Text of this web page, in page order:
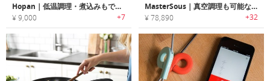
Hopan｜低温調理・煮込みもできるオールインワンスマート電気ポット「ホパン」
¥ 9,000 +7
MasterSous｜真空調理も可能な8-in-1スマートクッカー「マスタースー」
¥ 78,890 +32